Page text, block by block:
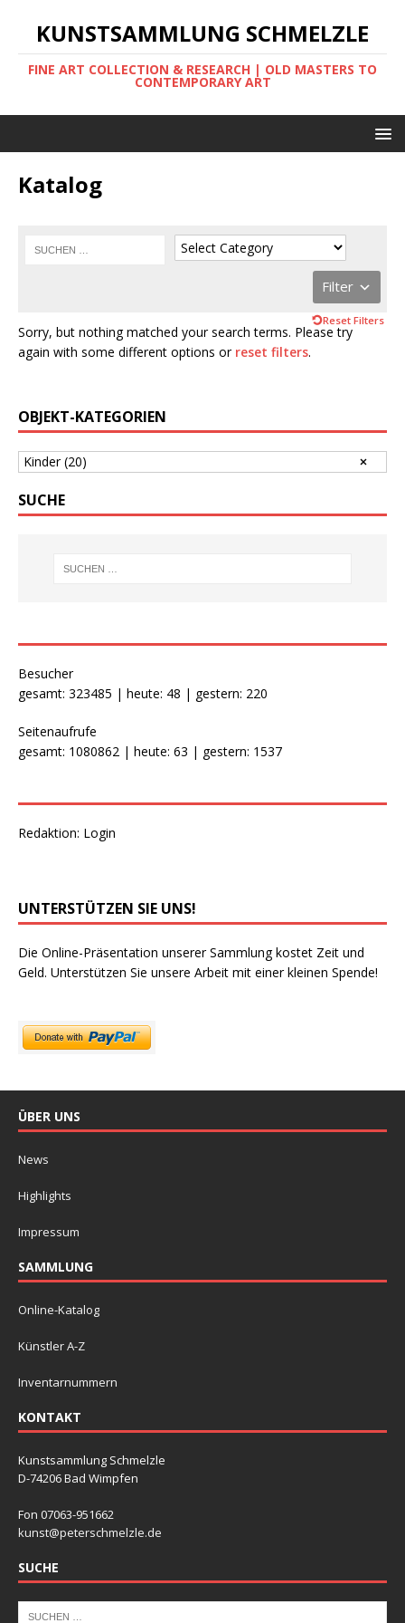
KUNSTSAMMLUNG SCHMELZLE
FINE ART COLLECTION & RESEARCH | OLD MASTERS TO
CONTEMPORARY ART
Katalog
Filter
Reset Filters
Sorry, but nothing matched your search terms. Please try
again with some different options or reset filters.
OBJEKT-KATEGORIEN
Kinder(20)
SUCHE
Besucher
gesamt: 323485 | heute: 48 | gestern: 220
Seitenaufrufe
gesamt: 1080862 | heute: 63 | gestern: 1537
Redaktion: Login
UNTERSTÜTZEN SIE UNS!
Die Online-Präsentation unserer Sammlung kostet Zeit und
Geld. Unterstützen Sie unsere Arbeit mit einer kleinen Spende!
ÜBER UNS
News
Highlights
Impressum
SAMMLUNG
Online-Katalog
Künstler A-Z
Inventarnummern
KONTAKT
Kunstsammlung Schmelzle
D-74206 Bad Wimpfen
Fon 07063-951662
kunst@peterschmelzle.de
SUCHE